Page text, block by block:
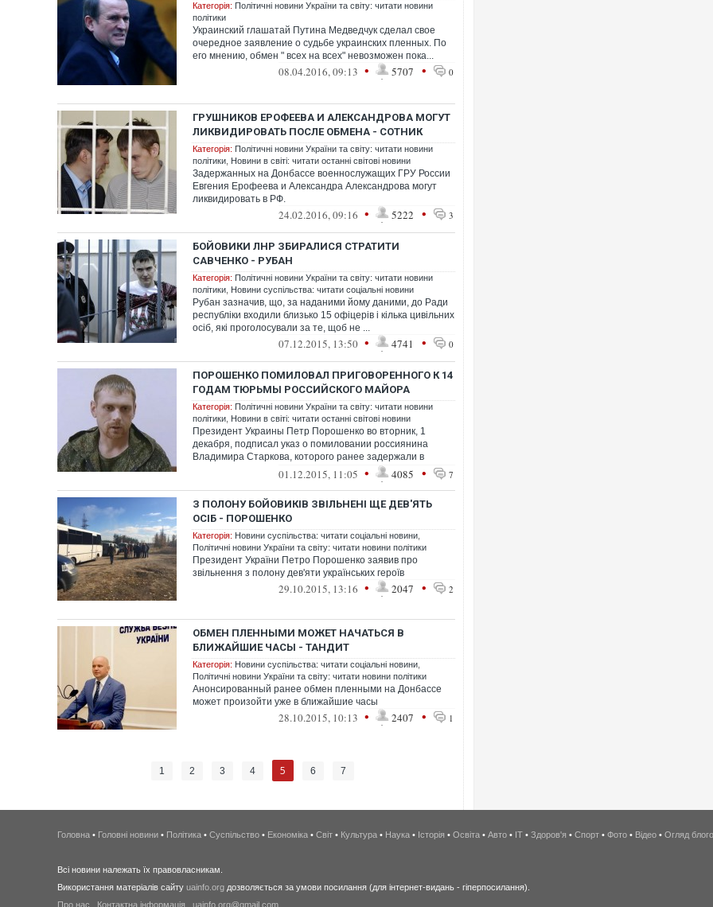
Категорія: Політичні новини України та світу: читати новини
політики
Украинский глашатай Путина Медведчук сделал свое
очередное заявление о судьбе украинских пленных. По
его мнению, обмен " всех на всех" невозможен пока...
08.04.2016, 09:13 • 5707 • 0
ГРУШНИКОВ ЕРОФЕЕВА И АЛЕКСАНДРОВА МОГУТ
ЛИКВИДИРОВАТЬ ПОСЛЕ ОБМЕНА - СОТНИК
Категорія: Політичні новини України та світу: читати новини
політики Новини в світі: читати останні світові новини
Задержанных на Донбассе военнослужащих ГРУ России
Евгения Ерофеева и Александра Александрова могут
ликвидировать в РФ.
24.02.2016, 09:16 • 5222 • 3
БОЙОВИКИ ЛНР ЗБИРАЛИСЯ СТРАТИТИ
САВЧЕНКО - РУБАН
Категорія: Політичні новини України та світу: читати новини
політики Новини суспільства: читати соціальні новини
Рубан зазначив, що, за наданими йому даними, до Ради
республіки входили близько 15 офіцерів і кілька цивільних
осіб, які проголосували за те, щоб не ...
07.12.2015, 13:50 • 4741 • 0
ПОРОШЕНКО ПОМИЛОВАЛ ПРИГОВОРЕННОГО К 14
ГОДАМ ТЮРЬМЫ РОССИЙСКОГО МАЙОРА
Категорія: Політичні новини України та світу: читати новини
політики Новини в світі: читати останні світові новини
Президент Украины Петр Порошенко во вторник, 1
декабря, подписал указ о помиловании россиянина
Владимира Старкова, которого ранее задержали в
01.12.2015, 11:05 • 4085 • 7
З ПОЛОНУ БОЙОВИКІВ ЗВІЛЬНЕНІ ЩЕ ДЕВ'ЯТЬ
ОСІБ - ПОРОШЕНКО
Категорія: Новини суспільства: читати соціальні новини
Політичні новини України та світу: читати новини політики
Президент України Петро Порошенко заявив про
звільнення з полону дев'яти українських героїв
29.10.2015, 13:16 • 2047 • 2
ОБМЕН ПЛЕННЫМИ МОЖЕТ НАЧАТЬСЯ В
БЛИЖАЙШИЕ ЧАСЫ - ТАНДИТ
Категорія: Новини суспільства: читати соціальні новини
Політичні новини України та світу: читати новини політики
Анонсированный ранее обмен пленными на Донбассе
может произойти уже в ближайшие часы
28.10.2015, 10:13 • 2407 • 1
1 2 3 4 5 6 7
Вже вивели на тести: Ferrari
Головна • Головні новини • Політика • Суспільство • Економіка • Світ • Культура • Наука • Історія • Освіта • Авто • IT • Здоров'я • Спорт • Фото • Відео • Огляд
Всі новини належать їх правовласникам.
Використання матеріалів сайту uainfo.org дозволяється за умови посилання (для інтернет-видань - гіперпосилання).
Про нас
Контактна інформація uainfo.org@gmail.com